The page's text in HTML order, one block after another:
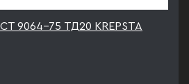
9064-75 ТД20 KREPSTA